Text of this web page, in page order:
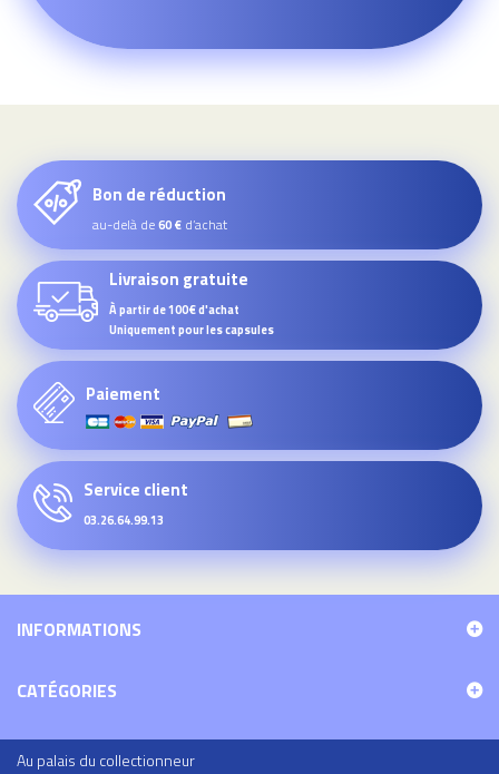
Bon de réduction
au-delà de60 € d’achat
Livraison gratuite
À partir de 100€ d'achat
Uniquement pour les capsules
Paiement
Service client
03.26.64.99.13
INFORMATIONS
CATÉGORIES
Au palais du collectionneur